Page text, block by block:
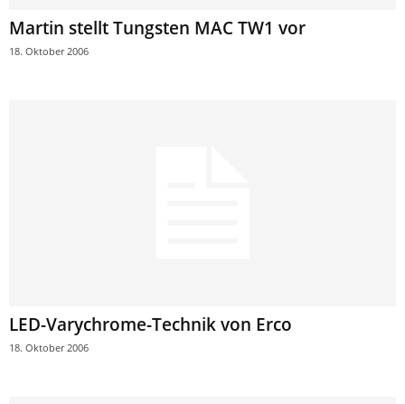
Martin stellt Tungsten MAC TW1 vor
18. Oktober 2006
LED-Varychrome-Technik von Erco
18. Oktober 2006